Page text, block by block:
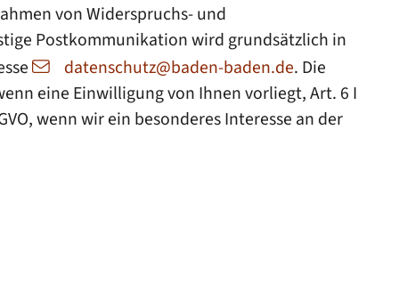
von Widerspruchs- und
Postkommunikation wird grundsätzlich in
datenschutz@baden-baden.de. Die
eine Einwilligung von Ihnen vorliegt, Art. 6 I
wenn wir ein besonderes Interesse an der